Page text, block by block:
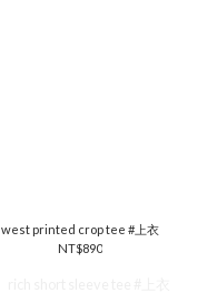
west printed crop tee #上衣
NT$890